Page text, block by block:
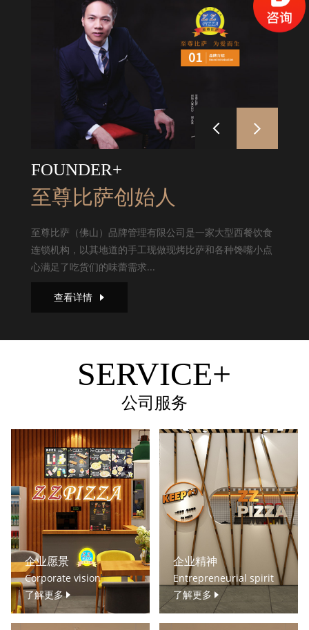
FOUNDER+
至尊比萨创始人
至尊比萨（佛山）品牌管理有限公司是一家大型西餐饮食
连锁机构，以其地道的手工现做现烤比萨和各种馋嘴小点
心满足了吃货们的味蕾需求...
查看详情
SERVICE+
公司服务
企业愿景
Corporate vision
了解更多
企业精神
Entrepreneurial spirit
了解更多